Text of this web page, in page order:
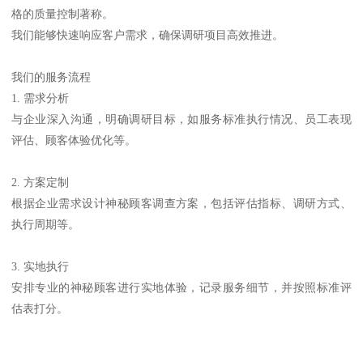
格的质量控制著称。
我们能够快速响应客户需求，确保调研项目高效推进。
我们的服务流程
1. 需求分析
与企业深入沟通，明确调研目标，如服务标准执行情况、员工表现
评估、顾客体验优化等。
2. 方案定制
根据企业需求设计神秘顾客调查方案，包括评估指标、调研方式、
执行周期等。
3. 实地执行
安排专业的神秘顾客进行实地体验，记录服务细节，并按照标准评
估表打分。